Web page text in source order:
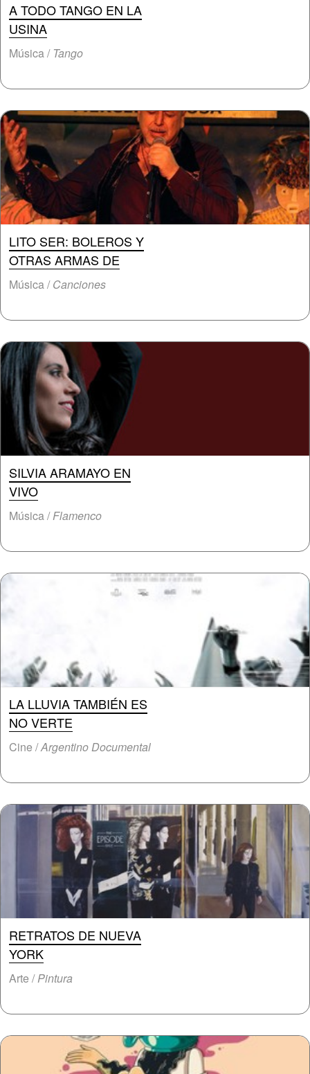
A TODO TANGO EN LA
USINA
Música / Tango
LITO SER: BOLEROS Y
OTRAS ARMAS DE
Música /Canciones
SILVIA ARAMAYO EN
VIVO
Música /Flamenco
LA LLUVIA TAMBIÉN ES
NO VERTE
Cine /Argentino Documental
RETRATOS DE NUEVA
YORK
Arte /Pintura